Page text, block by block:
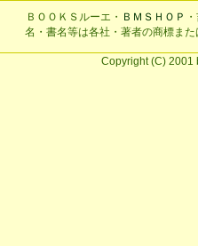
ＢＯＯＫＳルーエ・ ＢＭＳＨＯＰ
名・書名等は各社・著者の商標ま
Copyright (C) 2001